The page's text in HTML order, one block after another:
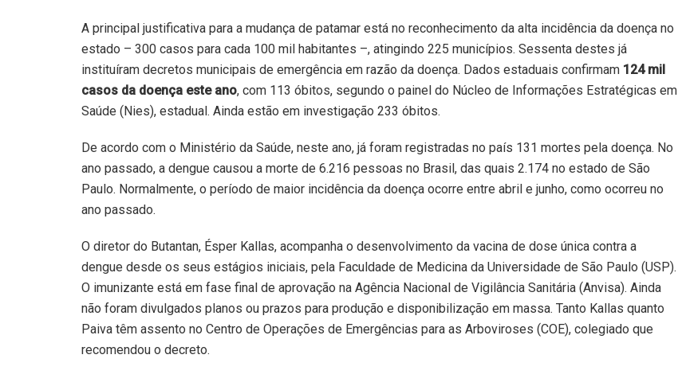
A principal justificativa para a mudança de patamar está no reconhecimento da alta incidência da doença no
estado – 300 casos para cada 100 mil habitantes –, atingindo 225 municípios. Sessenta destes já
instituíram decretos municipais de emergência em razão da doença. Dados estaduais confirmam 124 mil
casos da doença este ano, com 113 óbitos, segundo o painel do Núcleo de Informações Estratégicas em
Saúde (Nies), estadual. Ainda estão em investigação 233 óbitos.
De acordo com o Ministério da Saúde, neste ano, já foram registradas no país 131 mortes pela doença. No
ano passado, a dengue causou a morte de 6.216 pessoas no Brasil, das quais 2.174 no estado de São
Paulo. Normalmente, o período de maior incidência da doença ocorre entre abril e junho, como ocorreu no
ano passado.
O diretor do Butantan, Ésper Kallas, acompanha o desenvolvimento da vacina de dose única contra a
dengue desde os seus estágios iniciais, pela Faculdade de Medicina da Universidade de São Paulo (USP).
O imunizante está em fase final de aprovação na Agência Nacional de Vigilância Sanitária (Anvisa). Ainda
não foram divulgados planos ou prazos para produção e disponibilização em massa. Tanto Kallas quanto
Paiva têm assento no Centro de Operações de Emergências para as Arboviroses (COE), colegiado que
recomendou o decreto.